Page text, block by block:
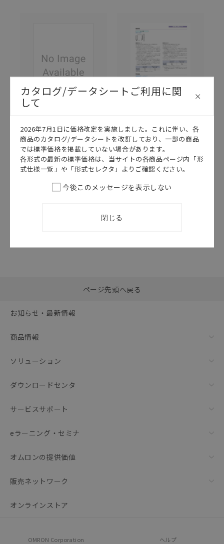
カタログ 日本語
E3C
E3C データシ
ート
カタログ 日本語
E3C
E3C 操作編
2021/12/01更新
括ダウンロード
ページ先頭へ戻る
お知らせ・最新情報
商品情報
ソリューション
ダウンロードセンタ
サービスサポート
eラーニング・セミナ
オムロンの提供価値
販売ネットワーク
オンラインストア
OMRON Corporation ヘルプ
カタログ/データシートご利用に関
して
2026年7月1日に価格改定を実施しました。これに伴い、各
商品のカタログ/データシートを改訂しており、一部の商品
では標準価格を掲載していない場合があります。
各形式の最新の標準価格は、当サイトの各商品ページ内「形
式仕様一覧」や「形式セレクタ」よりご確認ください。
今後このメッセージを表示しない
閉じる